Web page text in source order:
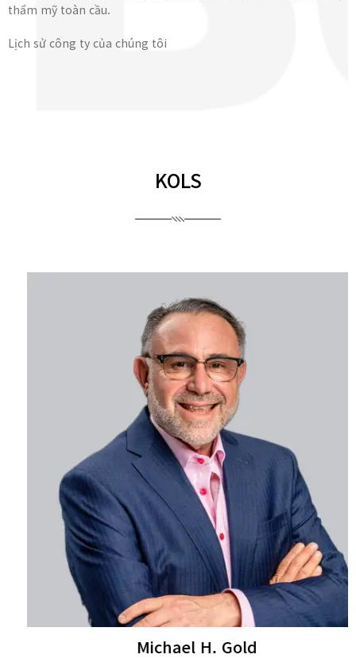
thẩm mỹ toàn cầu.
Lịch sử công ty của chúng tôi
KOLS
Michael H. Gold